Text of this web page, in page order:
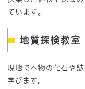
ています。
地質探検教室
現地で本物の化石や
学びます。